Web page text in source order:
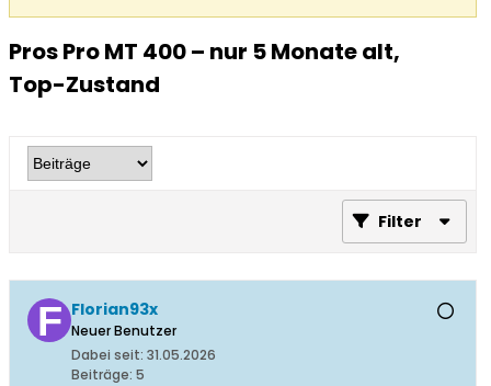
Pros Pro MT 400 – nur 5 Monate alt,
Top-Zustand
Filter
Florian93x
Neuer Benutzer
Dabei seit: 31.05.2026
Beiträge: 5